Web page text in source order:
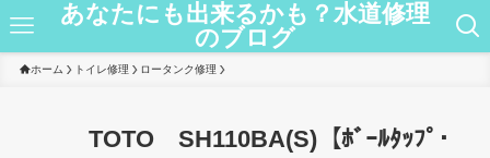
あなたにも出来るかも？水道修理
のブログ
ホーム トイレ修理 ロータンク修理
TOTO SH110BA(S)【ﾎﾞｰﾙﾀｯﾌﾟ･